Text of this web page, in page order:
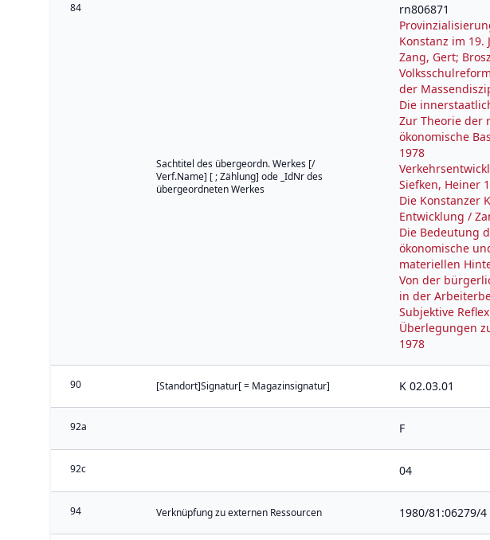
84
Sachtitel des übergeordn. Werkes [/
Verf.Name] [ ; Zählung] ode _IdNr des
übergeordneten Werkes
rn806871
Konstanz im
Zang, Gert;
der
Die
Zur Theorie der
ökonomische
1978
Siefken, Heiner
Die Konstanzer
Entwicklung /
Die Bedeutung
ökonomische
materiellen
Von der
in der
Subjektive
Überlegungen
1978
90 [Standort]Signatur[ = Magazinsignatur] K 02.03.01
92a F
92c 04
94 Verknüpfung zu externen Ressourcen 1980/81:06279/4